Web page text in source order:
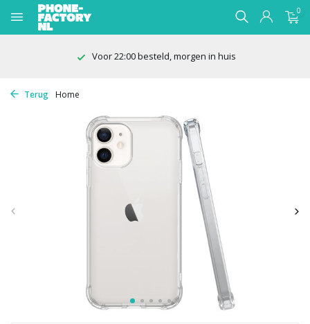
0
100 dagen bedenktijd
Terug Home